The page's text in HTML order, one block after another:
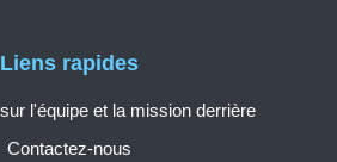
Liens rapides
l'équipe et la mission derrière
Contactez-nous